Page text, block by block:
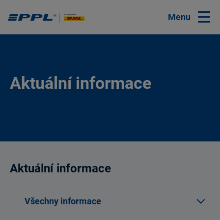
Menu
Aktuální informace
Aktuální informace
Všechny informace